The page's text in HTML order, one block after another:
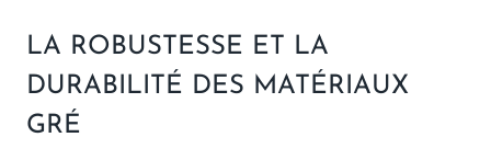
LA ROBUSTESSE ET LA
DURABILITÉ DES MATÉRIAUX
GRÉ